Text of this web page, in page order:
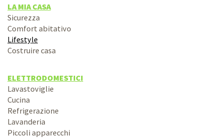
LA MIA CASA
Sicurezza
Comfort abitativo
Lifestyle
Costruire casa
ELETTRODOMESTICI
Lavastoviglie
Cucina
Refrigerazione
Lavanderia
Piccoli apparecchi